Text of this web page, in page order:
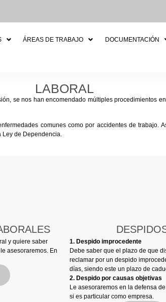
ÁREAS DE TRABAJO DOCUMENTACIÓN
LABORAL
se nos han encomendado múltiples procedimientos
comunes como por accidentes de trabajo.
Ley de Dependencia.
y quiere saber
asesoraremos. En
1. Despido improcedente
Debe saber que el plazo de que
reclamar por un despido
días, siendo este un plazo de
2. Despido por causas objetivas
Le asesoraremos en la defensa
si es particular como empresa.